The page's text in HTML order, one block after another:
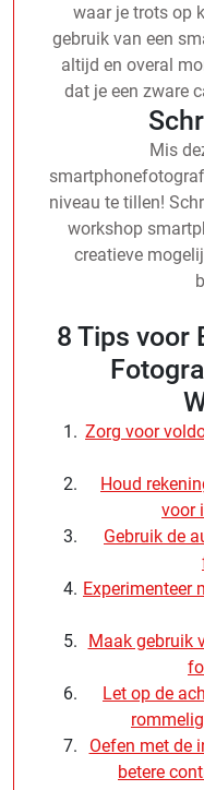
waar je trots op
gebruik van een
altijd en overal
dat je een zware
Mis
niveau te tillen!
workshop
creatieve
8 Tips voor
Zorg voor
Houd
voor
Gebruik de
Experimenteer
Maak gebruik
Let op de
Oefen met de
betere